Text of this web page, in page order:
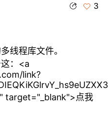
3
线程库文件。
：<a
link?
target="_blank">点我